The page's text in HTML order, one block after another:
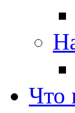
Что